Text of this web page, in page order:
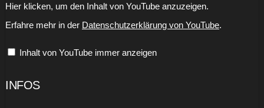
HAMMOND
Save
-
New
Hier klicken, um den Inhalt von YouTube anzuzeigen.
Erfahre mehr in der Datenschutzerklärung von YouTube.
Inhalt von YouTube immer anzeigen
INFOS